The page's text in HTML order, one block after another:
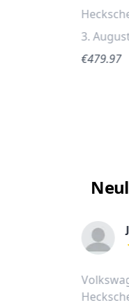
3.
€479.97